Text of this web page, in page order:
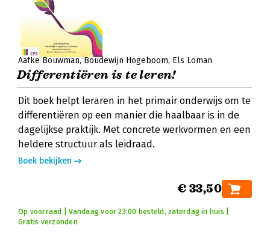
Aafke Bouwman Boudewijn Hogeboom Els Loman
Differentiëren is te leren!
Dit boek helpt leraren in het primair onderwijs om te
differentiëren op een manier die haalbaar is in de
dagelijkse praktijk. Met concrete werkvormen en een
heldere structuur als leidraad.
Boek bekijken
€ 33,50
Op voorraad | Vandaag voor 23:00 besteld, zaterdag in huis |
Gratis verzonden